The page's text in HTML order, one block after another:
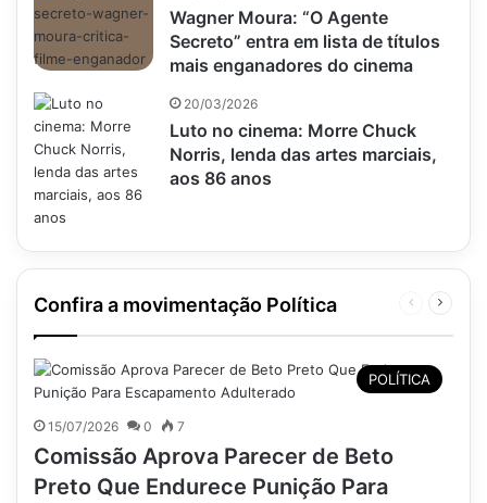
Wagner Moura: “O Agente
Secreto” entra em lista de títulos
mais enganadores do cinema
20/03/2026
Luto no cinema: Morre Chuck
Norris, lenda das artes marciais,
aos 86 anos
Confira a movimentação Política
Página
POLÍTICA
15/07/2026 0 7
Comissão Aprova Parecer de Beto
Preto Que Endurece Punição Para